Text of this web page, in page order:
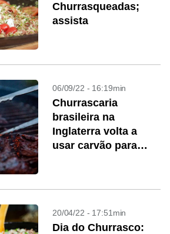
Churrasqueadas;
assista
06/09/22 - 16:19min
Churrascaria
brasileira na
Inglaterra volta a
usar carvão para
20/04/22 - 17:51min
Dia do Churrasco: